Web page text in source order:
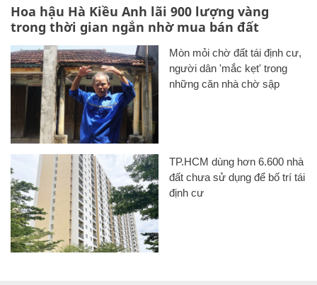
Hoa hậu Hà Kiều Anh lãi 900 lượng vàng
trong thời gian ngắn nhờ mua bán đất
Mòn mỏi chờ đất tái định cư,
người dân 'mắc kẹt' trong
những căn nhà chờ sập
TP.HCM dùng hơn 6.600 nhà
đất chưa sử dụng để bố trí tái
định cư